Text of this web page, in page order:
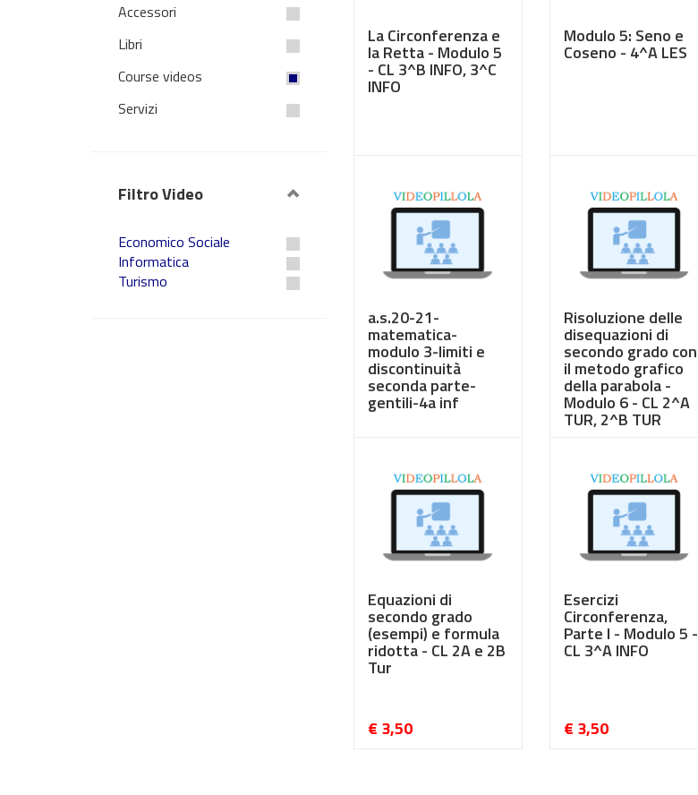
Accessori
Libri
Course videos
Servizi
Filtro Video
Economico Sociale
Informatica
Turismo
La Circonferenza e
la Retta - Modulo 5
- CL 3^B INFO, 3^C
INFO
Modulo 5: Seno e
Coseno - 4^A LES
a.s.20-21-
matematica-
modulo 3-limiti e
discontinuità
seconda parte-
gentili-4a inf
Risoluzione delle
disequazioni di
secondo grado con
il metodo grafico
della parabola -
Modulo 6 - CL 2^A
TUR, 2^B TUR
Equazioni di
secondo grado
(esempi) e formula
ridotta - CL 2A e 2B
Tur
€ 3,50
Esercizi
Circonferenza,
Parte I - Modulo 5 -
CL 3^A INFO
€ 3,50